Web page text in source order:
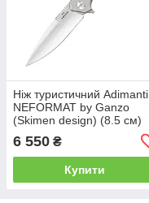
Нiж туристичний Adimanti
NEFORMAT by Ganzo
(Skimen design) (8.5 см)
6 550 ₴
Купити